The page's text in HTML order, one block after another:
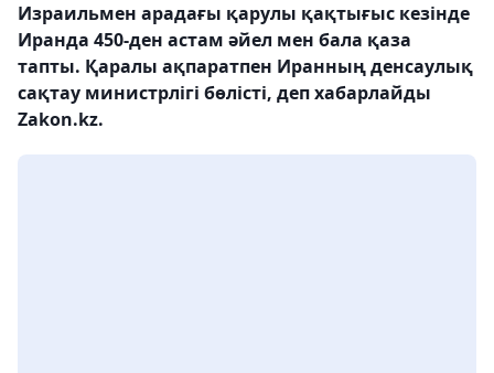
Израильмен арадағы қарулы қақтығыс кезінде
Иранда 450-ден астам әйел мен бала қаза
тапты. Қаралы ақпаратпен Иранның денсаулық
сақтау министрлігі бөлісті, деп хабарлайды
Zakon.kz.